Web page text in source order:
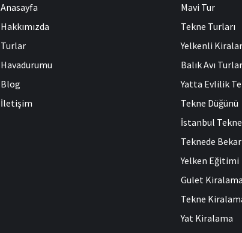
Anasayfa
Hakkımızda
Turlar
Havadurumu
Blog
İletişim
Mavi Tur
Tekne Turları
Yelkenli
Balık Avı
Yatta Evlilik
Tekne Düğünü
İstanbul
Teknede
Yelken Eğitimi
Gulet Kiralama
Tekne
Yat Kiralama